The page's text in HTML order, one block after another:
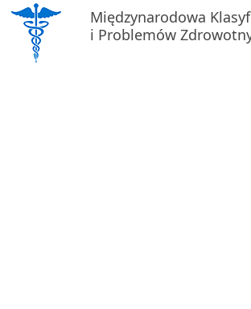
Międzynarodowa
i Problemów